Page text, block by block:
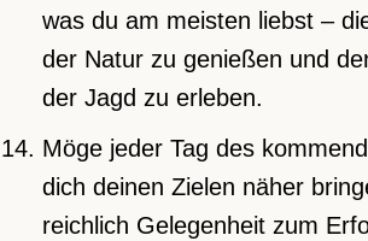
was du am meisten liebst –
der Natur zu genießen und
der Jagd zu erleben.
Möge jeder Tag des
dich deinen Zielen näher
reichlich Gelegenheit zum